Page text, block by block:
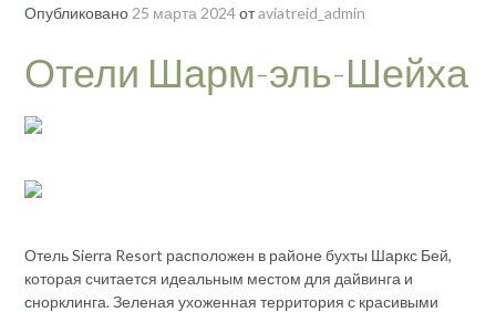
Опубликовано 25 марта 2024отaviatreid_admin
Отели Шарм-эль-Шейха
Отель Sierra Resort расположен в районе бухты Шаркс Бей,
которая считается идеальным местом для дайвинга и
снорклинга. Зеленая ухоженная территория с красивыми